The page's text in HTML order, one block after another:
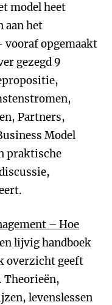
model heet
aan het
vooraf opgemaakt
gezegd 9
Partners,
Model
praktische
– Hoe
lijvig handboek
overzicht geeft
Theorieën,
levenslessen